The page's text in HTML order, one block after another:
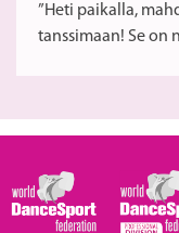
”Heti paikalla,
tanssimaan! Se on